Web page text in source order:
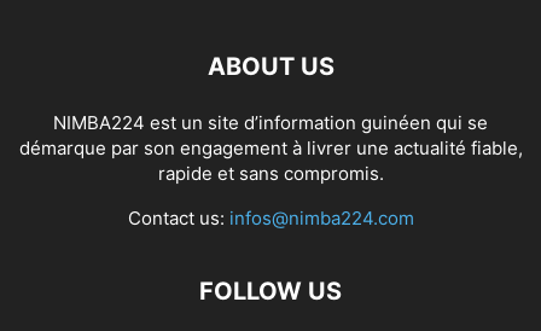
ABOUT US
NIMBA224 est un site d’information guinéen qui se
démarque par son engagement à livrer une actualité fiable,
rapide et sans compromis.
Contact us: infos@nimba224.com
FOLLOW US